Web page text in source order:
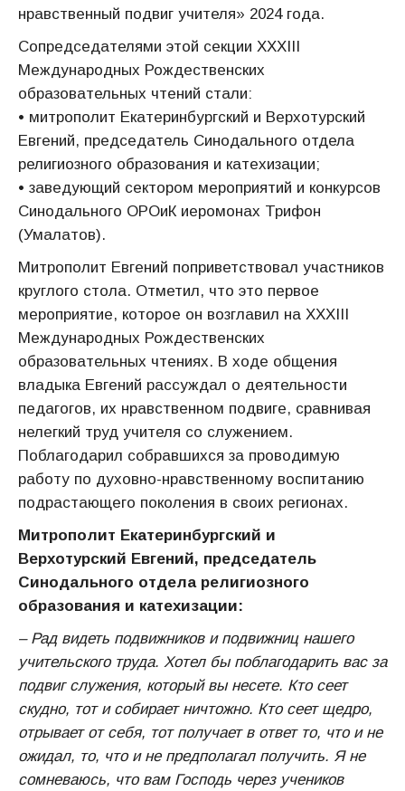
нравственный подвиг учителя» 2024 года.
Сопредседателями этой секции XXXIII
Международных Рождественских
образовательных чтений стали:
• митрополит Екатеринбургский и Верхотурский
Евгений, председатель Синодального отдела
религиозного образования и катехизации;
• заведующий сектором мероприятий и конкурсов
Синодального ОРОиК иеромонах Трифон
(Умалатов).
Митрополит Евгений поприветствовал участников
круглого стола. Отметил, что это первое
мероприятие, которое он возглавил на XXXIII
Международных Рождественских
образовательных чтениях. В ходе общения
владыка Евгений рассуждал о деятельности
педагогов, их нравственном подвиге, сравнивая
нелегкий труд учителя со служением.
Поблагодарил собравшихся за проводимую
работу по духовно-нравственному воспитанию
подрастающего поколения в своих регионах.
Митрополит Екатеринбургский и
Верхотурский Евгений, председатель
Синодального отдела религиозного
образования и катехизации:
– Рад видеть подвижников и подвижниц нашего
учительского труда. Хотел бы поблагодарить вас за
подвиг служения, который вы несете. Кто сеет
скудно, тот и собирает ничтожно. Кто сеет щедро,
отрывает от себя, тот получает в ответ то, что и не
ожидал, то, что и не предполагал получить. Я не
сомневаюсь, что вам Господь через учеников